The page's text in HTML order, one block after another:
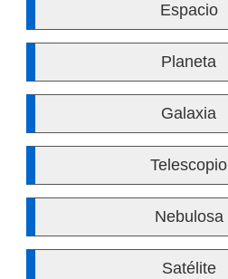
Espacio
Planeta
Galaxia
Telescopio
Nebulosa
Satélite